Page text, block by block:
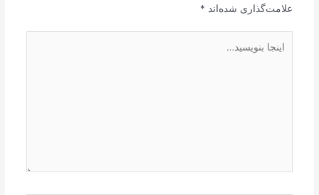
علامت‌گذاری شده‌اند *
بنویسید…